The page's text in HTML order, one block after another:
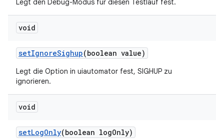
Legt den Debug-Modus für diesen Testlauf fest.
void
setIgnoreSighup(boolean value)
Legt die Option in uiautomator fest, SIGHUP zu
ignorieren.
void
setLogOnly(boolean logOnly)